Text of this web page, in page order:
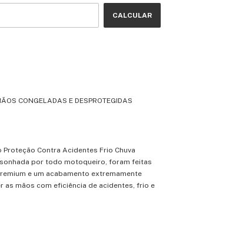
CALCULAR
CONGELADAS E DESPROTEGIDAS
Proteção Contra Acidentes Frio Chuva
por todo motoqueiro, foram feitas
e um acabamento extremamente
as mãos com eficiência de acidentes, frio e